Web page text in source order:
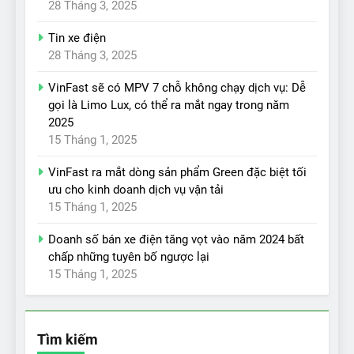
28 Tháng 3, 2025
Tin xe điện
28 Tháng 3, 2025
VinFast sẽ có MPV 7 chỗ không chạy dịch vụ: Dễ
gọi là Limo Lux, có thể ra mắt ngay trong năm
2025
15 Tháng 1, 2025
VinFast ra mắt dòng sản phẩm Green đặc biệt tối
ưu cho kinh doanh dịch vụ vận tải
15 Tháng 1, 2025
Doanh số bán xe điện tăng vọt vào năm 2024 bất
chấp những tuyên bố ngược lại
15 Tháng 1, 2025
Tìm kiếm